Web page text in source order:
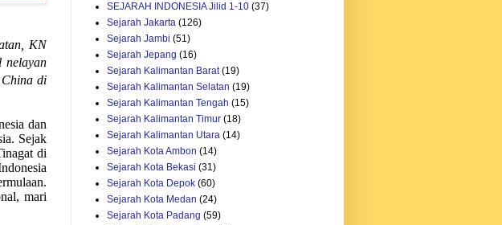
KN
nelayan
di
dan
Sejak
di
mari
SEJARAH INDONESIA Jilid 1-10 (37)
Sejarah Jakarta (126)
Sejarah Jambi (51)
Sejarah Jepang (16)
Sejarah Kalimantan Barat (19)
Sejarah Kalimantan Selatan (19)
Sejarah Kalimantan Tengah (15)
Sejarah Kalimantan Timur (18)
Sejarah Kalimantan Utara (14)
Sejarah Kota Ambon (14)
Sejarah Kota Bekasi (31)
Sejarah Kota Depok (60)
Sejarah Kota Medan (24)
Sejarah Kota Padang (59)